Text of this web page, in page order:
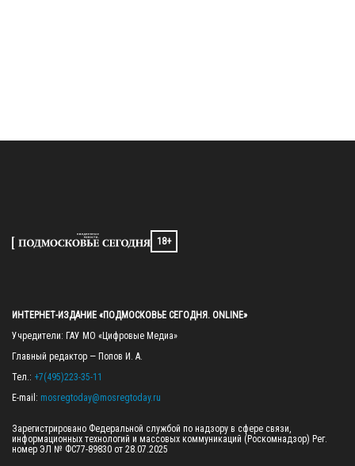
18+
ИНТЕРНЕТ-ИЗДАНИЕ «ПОДМОСКОВЬЕ СЕГОДНЯ. ONLINE»
Учредители: ГАУ МО «Цифровые Медиа»
Главный редактор — Попов И. А.
Тел.: +7(495)223-35-11
E-mail: mosregtoday@mosregtoday.ru
Зарегистрировано Федеральной службой по надзору в сфере связи,
информационных технологий и массовых коммуникаций (Роскомнадзор) Рег.
номер ЭЛ № ФС77-89830 от 28.07.2025